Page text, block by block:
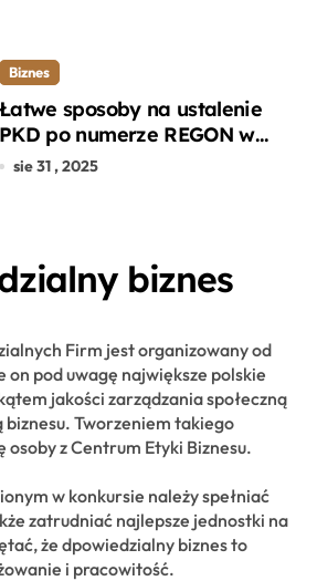
Biznes
Łatwe sposoby na ustalenie
PKD po numerze REGON w
kilku prostych krokach
sie 31 , 2025
biznes
Firm jest organizowany od
on pod uwagę największe polskie
jakości zarządzania społeczną
Tworzeniem takiego
osoby z Centrum Etyki Biznesu.
w konkursie należy spełniać
zatrudniać najlepsze jednostki na
że dpowiedzialny biznes to
i pracowitość.